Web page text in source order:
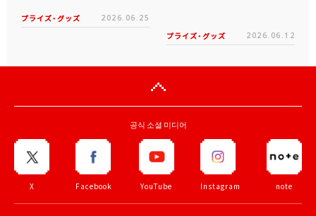
プライズ・グッズ 2026.06.25
プライズ・グッズ 2026.06.12
공식 소셜 미디어
X Facebook YouTube Instagram note